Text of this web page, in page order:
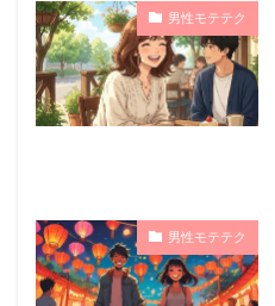
男性モテテク
男性モテテク